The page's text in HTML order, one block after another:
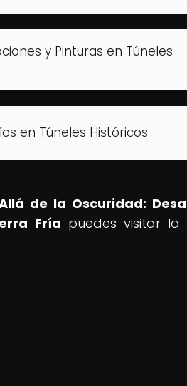
y Pinturas en Túneles
en Túneles Históricos
de la Oscuridad:
Fría puedes visitar